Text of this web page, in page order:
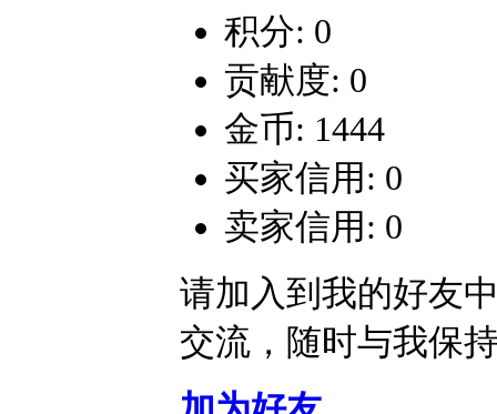
积分: 0
贡献度: 0
金币: 1444
买家信用: 0
卖家信用: 0
请加入到我的好友
交流，随时与我保